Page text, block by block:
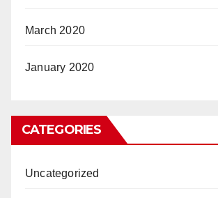
March 2020
January 2020
CATEGORIES
Uncategorized